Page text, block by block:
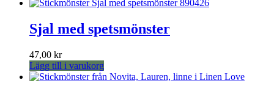
Sjal med spetsmönster
47,00 kr
Lägg till i varukorg